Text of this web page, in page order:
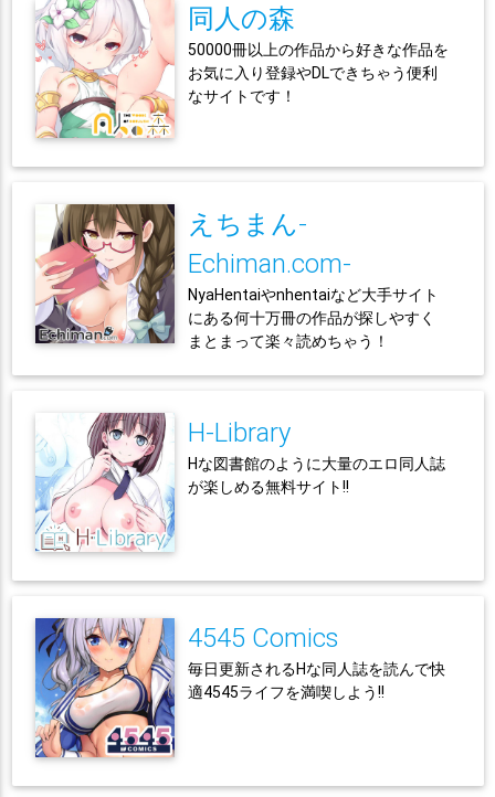
同人の森
50000冊以上の作品から好きな作品を
お気に入り登録やDLできちゃう便利
なサイトです！
えちまん-
Echiman.com-
NyaHentaiやnhentaiなど大手サイト
にある何十万冊の作品が探しやすく
まとまって楽々読めちゃう！
H-Library
Hな図書館のように大量のエロ同人誌
が楽しめる無料サイト!!
4545 Comics
毎日更新されるHな同人誌を読んで快
適4545ライフを満喫しよう!!